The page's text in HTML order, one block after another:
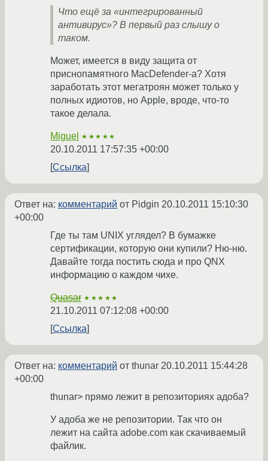
Что ещё за «интегрированный
антивирус»? В первый раз слышу о
таком.
Может, имеется в виду защита от
приснопамятного MacDefender-а? Хотя
заработать этот мегатроян может только у
полных идиотов, но Apple, вроде, что-то
такое делала.
Miguel ★★★★★
20.10.2011 17:57:35 +00:00
Ссылка
Ответ на: комментарий от Pidgin 20.10.2011 15:10:30
+00:00
Где ты там UNIX углядел? В бумажке
сертификации, которую они купили? Ню-ню.
Давайте тогда постить сюда и про QNX
информацию о каждом чихе.
Quasar ★★★★★
21.10.2011 07:12:08 +00:00
Ссылка
Ответ на: комментарий от thunar 20.10.2011 15:44:28
+00:00
thunar> прямо лежит в репозиториях адоба?
У адоба же не репозитории. Так что он
лежит на сайта adobe.com как скачиваемый
файлик.